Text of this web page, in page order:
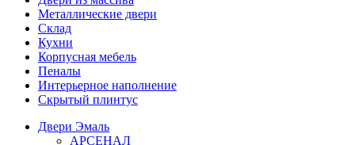
Металлические двери
Склад
Кухни
Корпусная мебель
Пеналы
Интерьерное наполнение
Скрытый плинтус
Двери Эмаль
АРСЕНАЛ